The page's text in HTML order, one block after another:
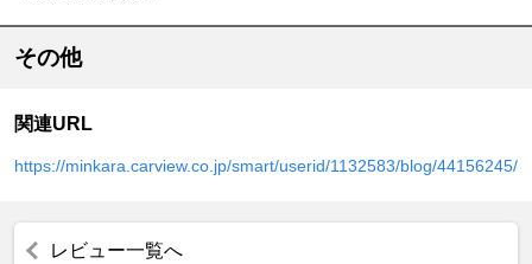
その他
関連URL
https://minkara.carview.co.jp/smart/userid/1132583/blog/44156245/
レビュー一覧へ